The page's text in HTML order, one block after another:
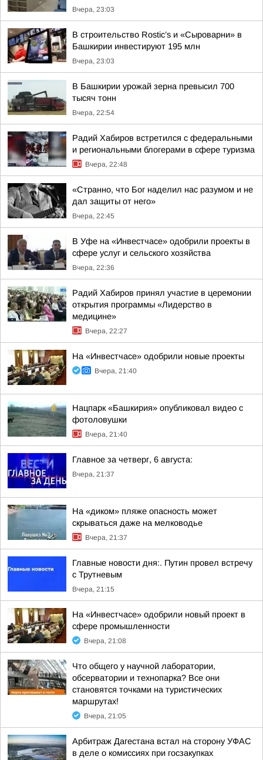
Вчера, 23:03
В строительство Rostic’s и «Сыроварни» в
Башкирии инвестируют 195 млн
Вчера, 23:03
В Башкирии урожай зерна превысил 700
тысяч тонн
Вчера, 22:54
Радий Хабиров встретился с федеральными
и региональными блогерами в сфере туризма
Вчера, 22:48
«Странно, что Бог наделил нас разумом и не
дал защиты от него»
Вчера, 22:45
В Уфе на «Инвестчасе» одобрили проекты в
сфере услуг и сельского хозяйства
Вчера, 22:36
Радий Хабиров принял участие в церемонии
открытия программы «Лидерство в
медицине»
Вчера, 22:27
На «Инвестчасе» одобрили новые проекты
Вчера, 21:40
Нацпарк «Башкирия» опубликовал видео с
фотоловушки
Вчера, 21:40
Главное за четверг, 6 августа:
Вчера, 21:37
На «диком» пляже опасность может
скрываться даже на мелководье
Вчера, 21:37
Главные новости дня:. Путин провел встречу
с Трутневым
Вчера, 21:15
На «Инвестчасе» одобрили новый проект в
сфере промышленности
Вчера, 21:08
Что общего у научной лаборатории,
обсерватории и технопарка? Все они
становятся точками на туристических
маршрутах!
Вчера, 21:05
Арбитраж Дагестана встал на сторону УФАС
в деле о комиссиях при госзакупках